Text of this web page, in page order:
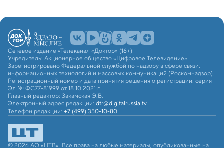
Сетевое издание «Телеканал «Доктор» (16+)
Учредитель: Акционерное общество «Цифровое Телевидение».
Зарегистрировано Федеральной службой по надзору в сфере связи,
информационных технологий и массовых коммуникаций (Роскомнадзор).
Регистрационный номер и дата принятия решения о регистрации: серия
Эл № ФС77-81999 от 18.10.2021 г.
Главный редактор: Закамская Э.В.
Электронный адрес редакции: dtr@digitalrussia.tv
Телефон редакции: +7 (499) 350-10-80
© 2026 АО «ЦТВ». Все права на любые материалы, опубликованные на